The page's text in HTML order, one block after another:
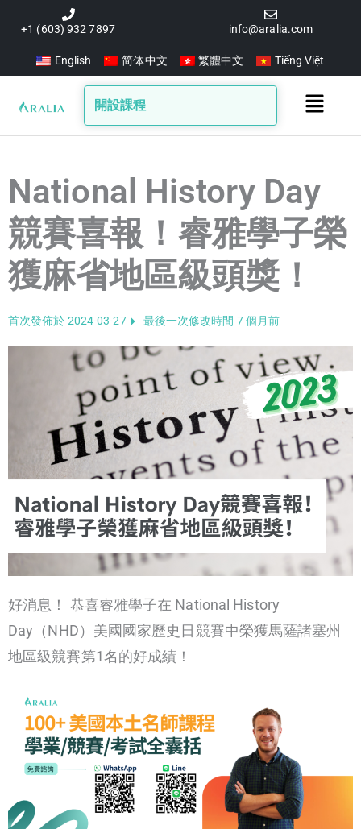
要
+1 (603) 932 7897 info@aralia.com
English 简体中文 繁體中文 Tiếng Việt
開設課程
Main
National History Day
競賽喜報！睿雅學子榮
獲麻省地區級頭獎！
首次發佈於 2024-03-27 最後一次修改時間 7 個月前
好消息！ 恭喜睿雅學子在 National History
Day（NHD）美國國家歷史日競賽中榮獲馬薩諸塞州
地區級競賽第1名的好成績！